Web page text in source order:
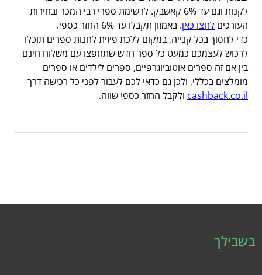
לקנות וגם עד 6% קאשבק. לרשימת ספרי רבי המכר ובחירות
העורכים לחצו כאן. באמזון תקבלו עד 6% החזר כספי.
כדי לחסוך בכל קנייה, במקום ללכת פיזית לחנות ספרים תוכלו
לרכוש לעצמכם כמעט כל ספר חדש שתחפצו עם משלוח חינם
בין אם זה ספרים אוטוביוגרפיים, ספרים לילדים או ספרים
מומלצים בכללי, ולכן גם כדאי לכם לעבור לפני כל רכישה דרך
cashback.co.il ולקבל החזר כספי שווה.
בשבילך